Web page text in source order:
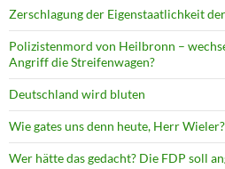
Zerschlagung der Eigenstaatlichkeit
Polizistenmord von Heilbronn –
Angriff die Streifenwagen?
Deutschland wird bluten
Wie gates uns denn heute, Herr Wieler?
Wer hätte das gedacht? Die FDP soll